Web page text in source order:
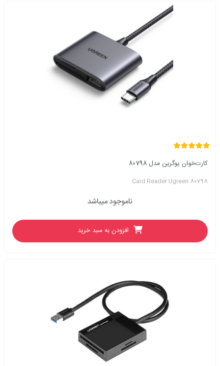
کارت‌خوان یوگرین مدل 80798
Card Reader Ugreen 80798
ناموجود میباشد
افزودن به سبد خرید